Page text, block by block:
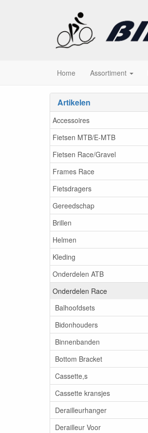
Home Assortiment
Artikelen
Accessoires
Fietsen MTB/E-MTB
Fietsen Race/Gravel
Frames Race
Fietsdragers
Gereedschap
Brillen
Helmen
Kleding
Onderdelen ATB
Onderdelen Race
Balhoofdsets
Bidonhouders
Binnenbanden
Bottom Bracket
Cassette,s
Cassette kransjes
Derailleurhanger
Derailleur Voor